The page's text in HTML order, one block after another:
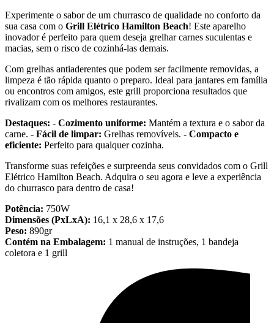
Experimente o sabor de um churrasco de qualidade no conforto da
sua casa com o Grill Elétrico Hamilton Beach! Este aparelho
inovador é perfeito para quem deseja grelhar carnes suculentas e
macias, sem o risco de cozinhá-las demais.
Com grelhas antiaderentes que podem ser facilmente removidas, a
limpeza é tão rápida quanto o preparo. Ideal para jantares em família
ou encontros com amigos, este grill proporciona resultados que
rivalizam com os melhores restaurantes.
Destaques: - Cozimento uniforme: Mantém a textura e o sabor da
carne. - Fácil de limpar: Grelhas removíveis. - Compacto e
eficiente: Perfeito para qualquer cozinha.
Transforme suas refeições e surpreenda seus convidados com o Grill
Elétrico Hamilton Beach. Adquira o seu agora e leve a experiência
do churrasco para dentro de casa!
Potência: 750W
Dimensões (PxLxA): 16,1 x 28,6 x 17,6
Peso: 890gr
Contém na Embalagem: 1 manual de instruções, 1 bandeja
coletora e 1 grill